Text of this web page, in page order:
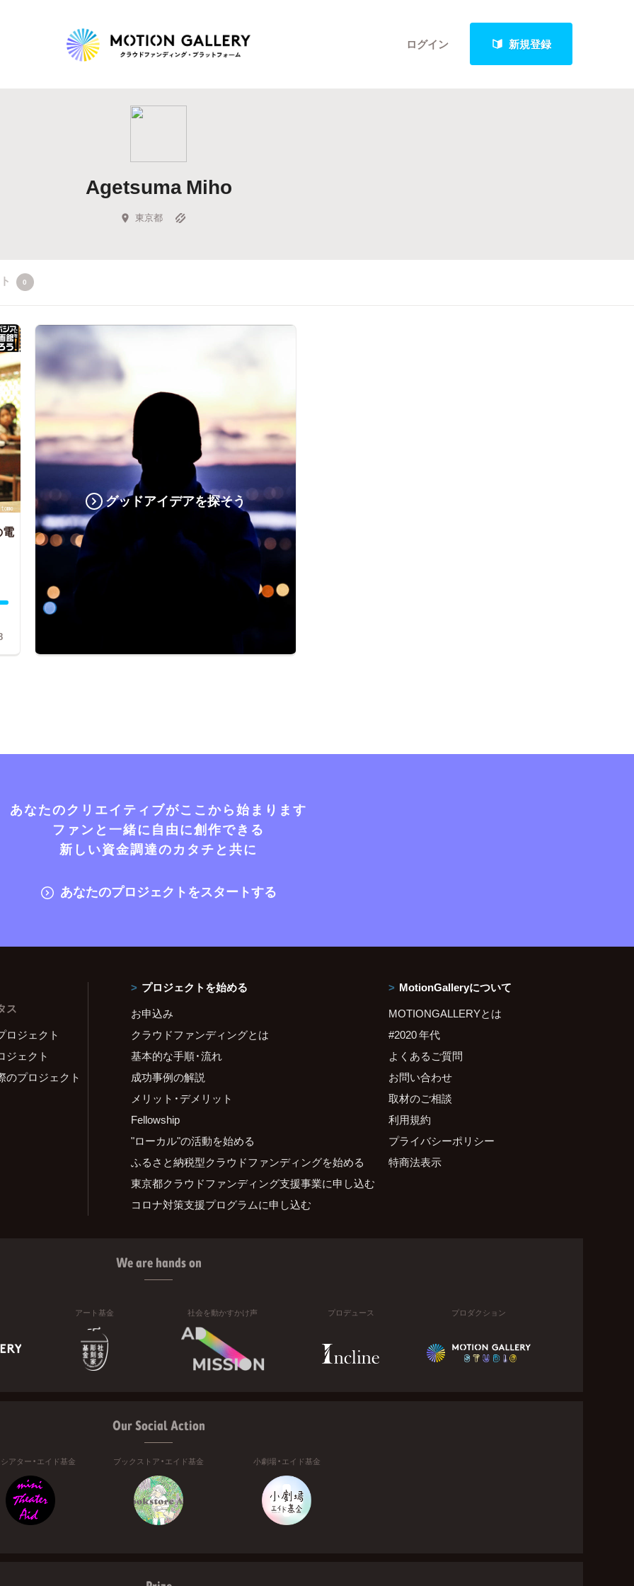
ログイン 新規登録
Highlight
Feature
キュレーターから探す
Agetsuma Miho
東京都
0
グッドアイデアを探そう
あなたのクリエイティブがここから始まります
ファンと一緒に自由に創作できる
新しい資金調達のカタチと共に
あなたのプロジェクトをスタートする
ス
ロジェクト
ジェクト
のプロジェクト
プロジェクトを始める
お申込み
クラウドファンディングとは
基本的な手順・流れ
成功事例の解説
メリット・デメリット
Fellowship
"ローカル"の活動を始める
ふるさと納税型クラウドファンディングを始める
東京都クラウドファンディング支援事業に申し込む
コロナ対策支援プログラムに申し込む
MotionGalleryについて
MOTIONGALLERYとは
#2020 年代
よくあるご質問
お問い合わせ
取材のご相談
利用規約
プライバシーポリシー
特商法表示
We are hands on
アート基金 社会を動かすかけ声 プロデュース プロダクション
Our Social Action
アター・エイド基金 ブックストア・エイド基金 小劇場・エイド基金